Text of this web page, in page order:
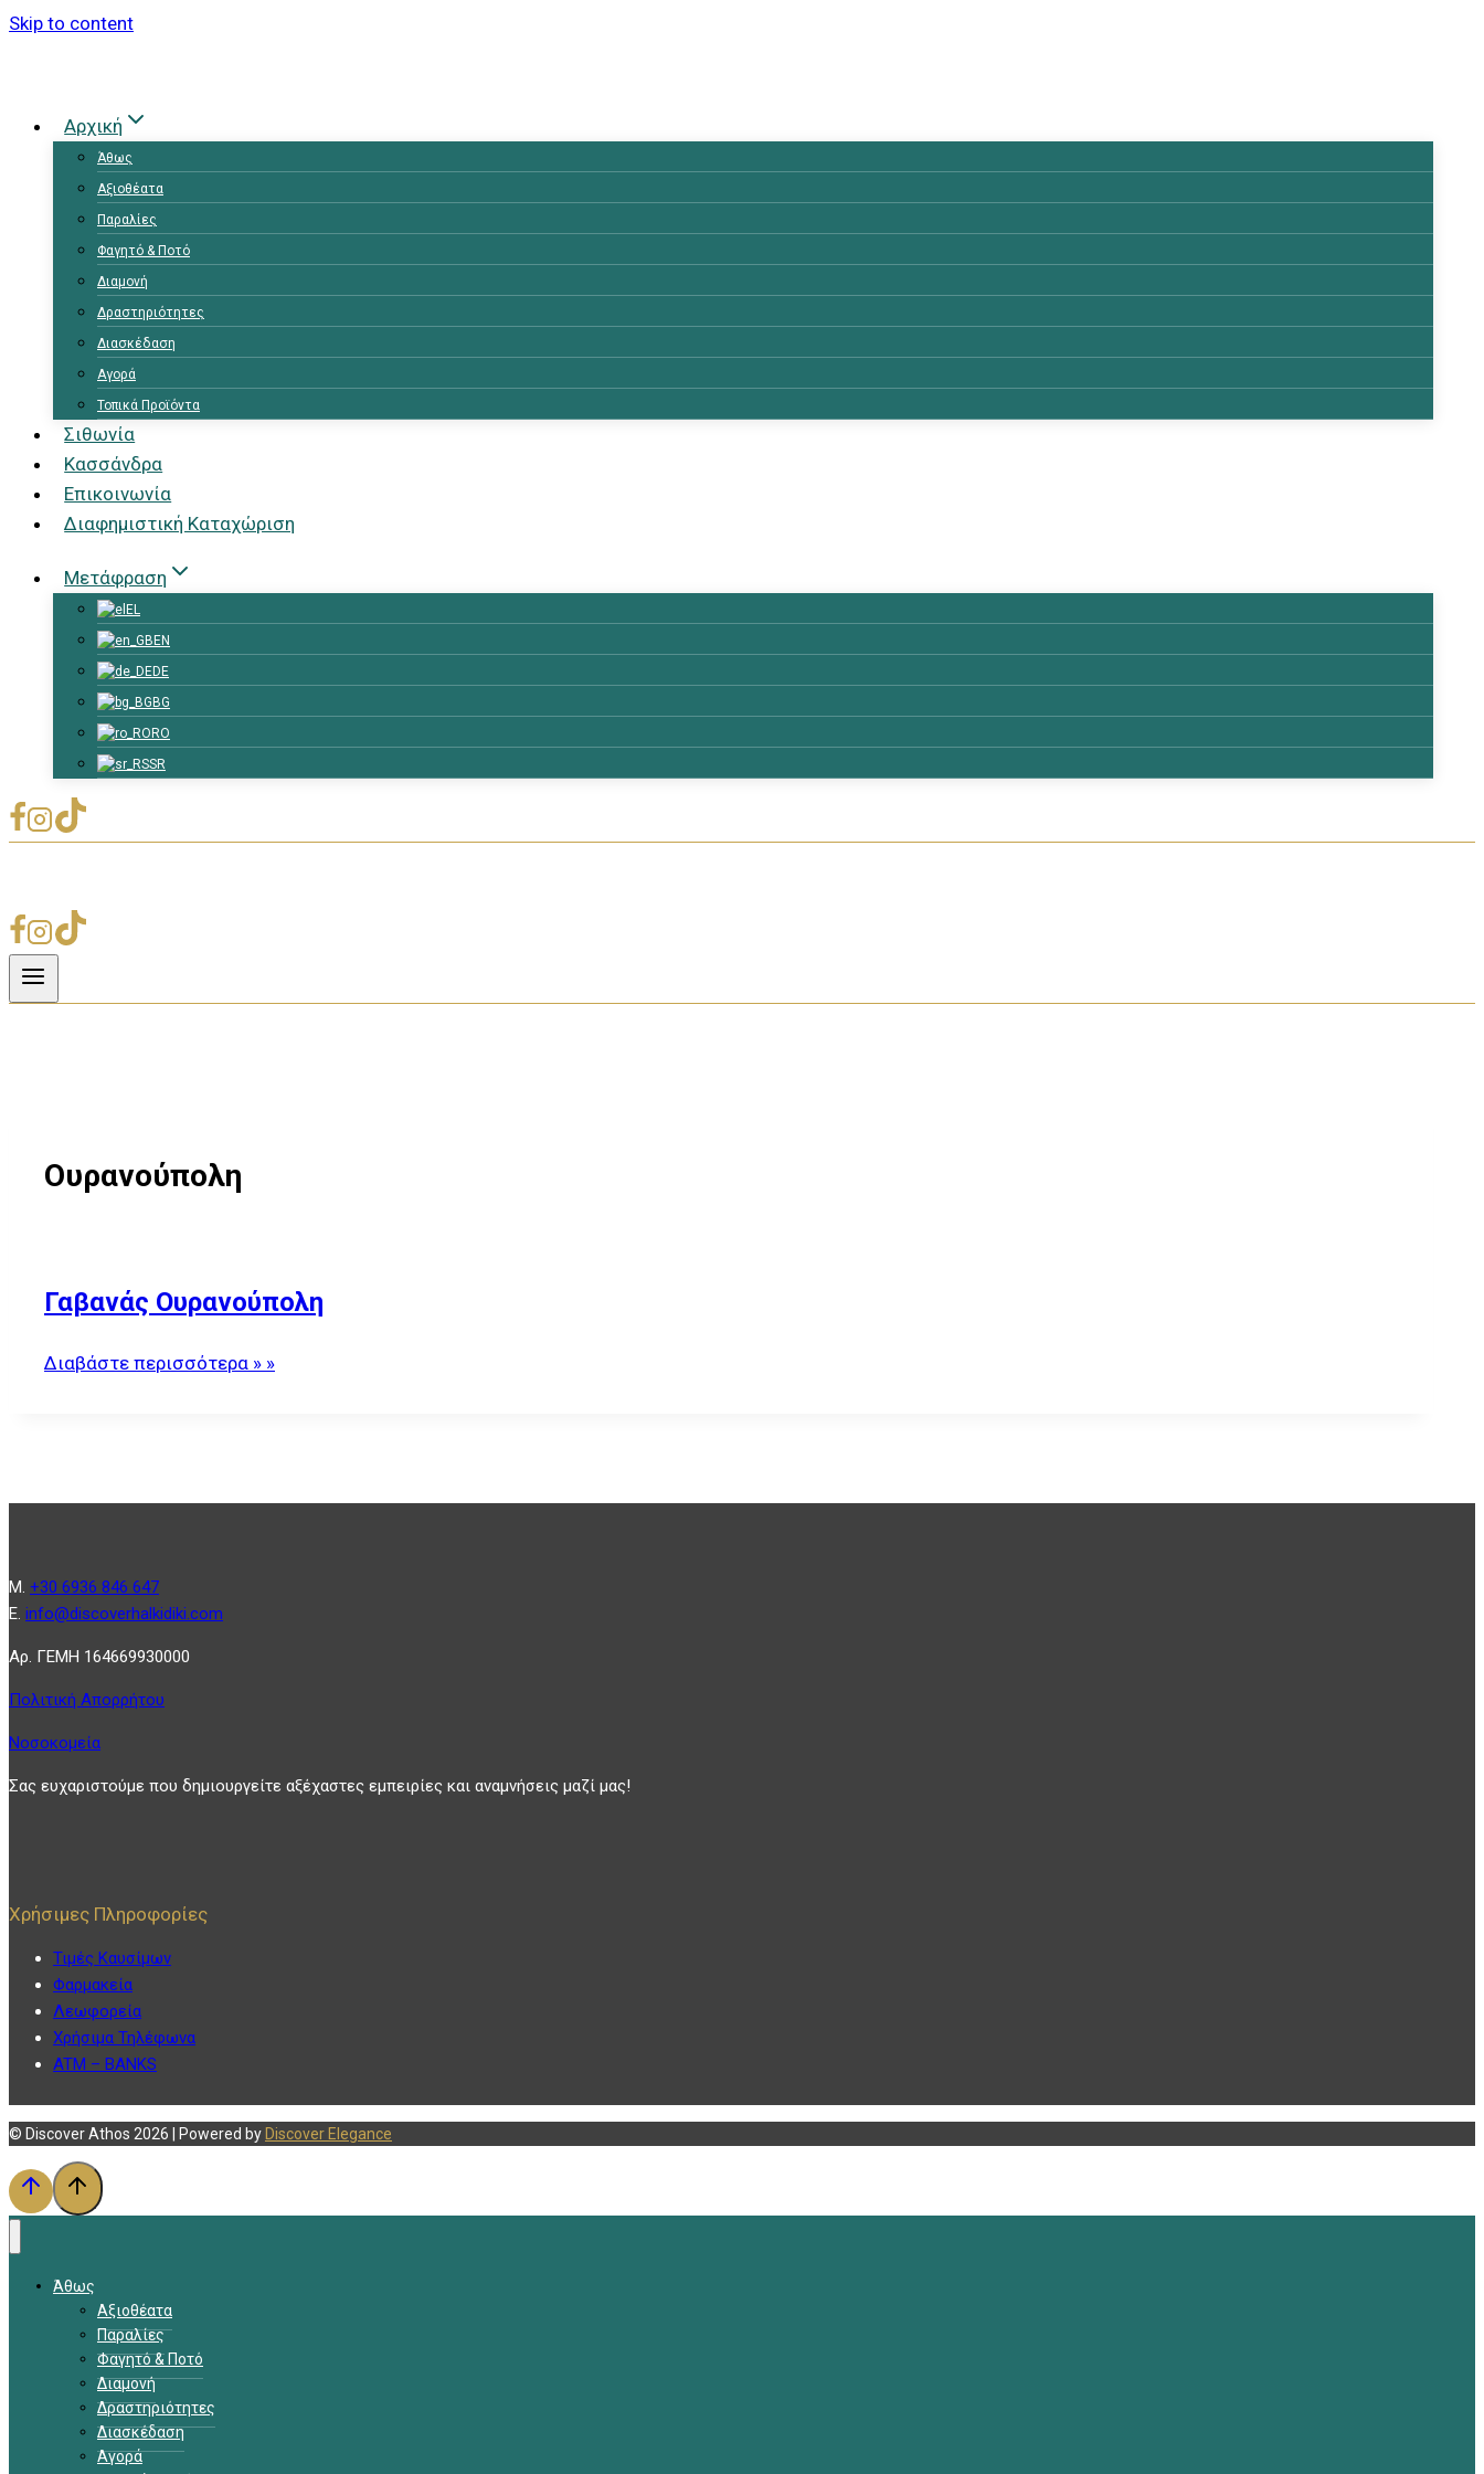
Skip to content
Αρχική
Άθως
Αξιοθέατα
Παραλίες
Φαγητό & Ποτό
Διαμονή
Δραστηριότητες
Διασκέδαση
Αγορά
Τοπικά Προϊόντα
Σιθωνία
Κασσάνδρα
Επικοινωνία
Διαφημιστική Καταχώριση
Μετάφραση
EL
EN
DE
BG
RO
SR
Ουρανούπολη
Γαβανάς Ουρανούπολη
Διαβάστε περισσότερα » »
Μ. +30 6936 846 647
Ε. info@discoverhalkidiki.com
Αρ. ΓΕΜΗ 164669930000
Πολιτική Απορρήτου
Νοσοκομεία
Σας ευχαριστούμε που δημιουργείτε αξέχαστες εμπειρίες και αναμνήσεις μαζί μας!
Χρήσιμες Πληροφορίες
Τιμές Καυσίμων
Φαρμακεία
Λεωφορεία
Χρήσιμα Τηλέφωνα
ATM – BANKS
© Discover Athos 2026 | Powered by Discover Elegance
Άθως
Αξιοθέατα
Παραλίες
Φαγητό & Ποτό
Διαμονή
Δραστηριότητες
Διασκέδαση
Αγορά